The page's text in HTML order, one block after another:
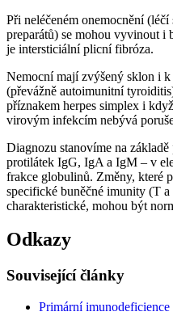
Při neléčeném onemocnění
preparátů) se mohou vyvinout i
je intersticiální plicní fibróza.
Nemocní mají zvýšený sklon i
(převážně autoimunitní
příznakem herpes simplex i
virovým infekcím nebývá
Diagnozu stanovíme na
protilátek IgG, IgA a IgM – v
frakce globulinů. Změny, které
specifické buněčné imunity (T
charakteristické, mohou být
Odkazy
Související články
Primární imunodeficience